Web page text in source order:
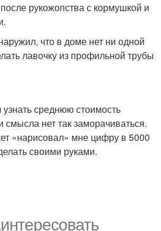
рукожопства с кормушкой и
что в доме нет ни одной
лавочку из профильной трубы
среднюю стоимость
смысла нет так заморачиваться.
«нарисовал» мне цифру в 5000
своими руками.